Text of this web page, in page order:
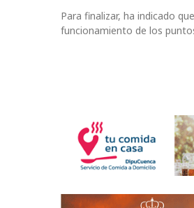
Para finalizar, ha indicado
funcionamiento de los